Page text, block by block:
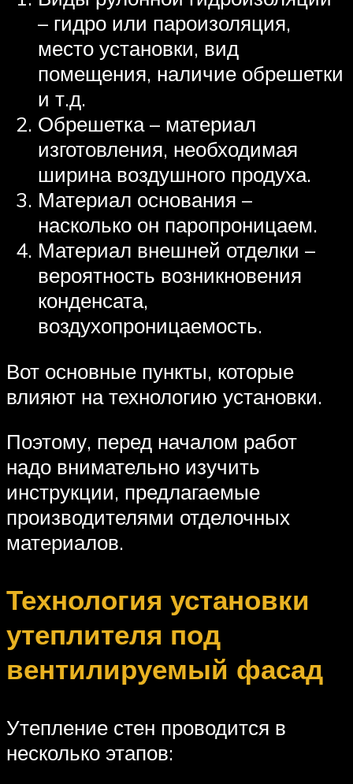
– гидро или пароизоляция,
место установки, вид
помещения, наличие обрешетки
и т.д.
Обрешетка – материал
изготовления, необходимая
ширина воздушного продуха.
Материал основания –
насколько он паропроницаем.
Материал внешней отделки –
вероятность возникновения
конденсата,
воздухопроницаемость.
Вот основные пункты, которые
влияют на технологию установки.
Поэтому, перед началом работ
надо внимательно изучить
инструкции, предлагаемые
производителями отделочных
материалов.
Технология установки
утеплителя под
вентилируемый фасад
Утепление стен проводится в
несколько этапов: